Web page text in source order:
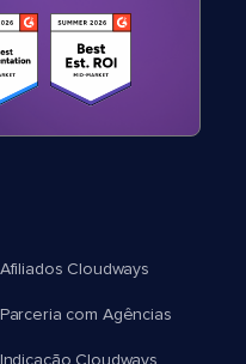
Cloudways
com Agências